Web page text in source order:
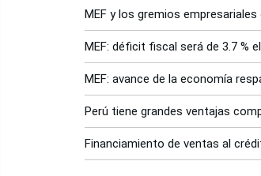
MEF y los gremios
MEF: déficit fiscal será de 3.7 %
MEF: avance de la economía
Perú tiene grandes ventajas
Financiamiento de ventas al